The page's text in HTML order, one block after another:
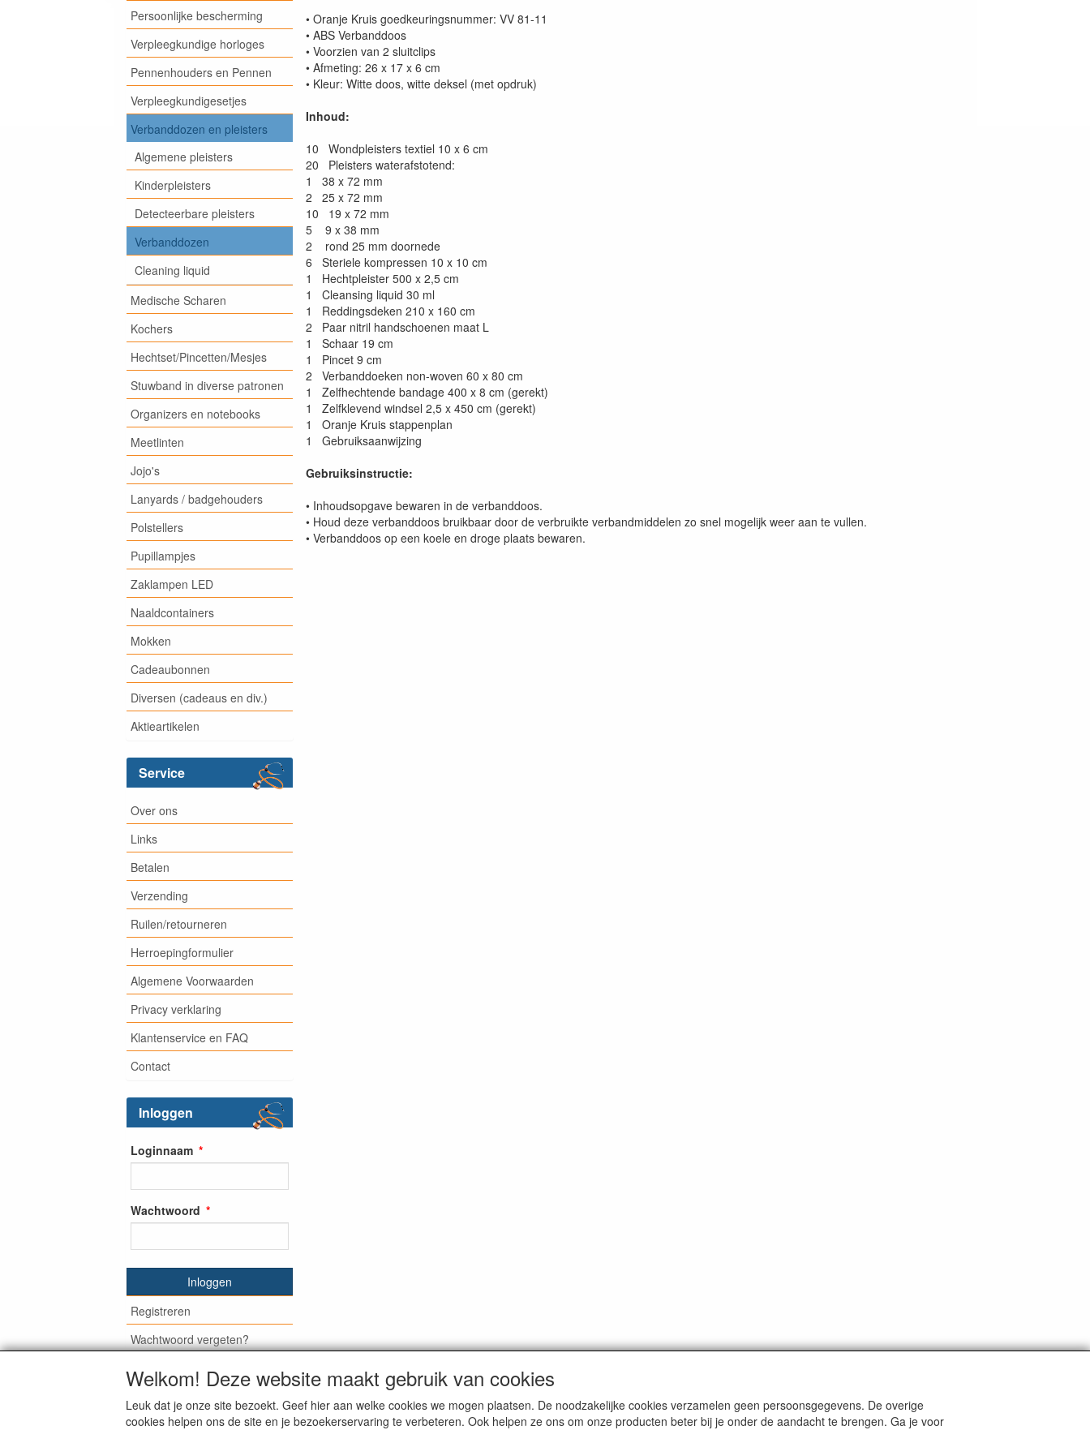
Persoonlijke bescherming
Verpleegkundige horloges
Pennenhouders en Pennen
Verpleegkundigesetjes
Verbanddozen en pleisters
Algemene pleisters
Kinderpleisters
Detecteerbare pleisters
Verbanddozen
Cleaning liquid
Medische Scharen
Kochers
Hechtset/Pincetten/Mesjes
Stuwband in diverse patronen
Organizers en notebooks
Meetlinten
Jojo's
Lanyards / badgehouders
Polstellers
Pupillampjes
Zaklampen LED
Naaldcontainers
Mokken
Cadeaubonnen
Diversen (cadeaus en div.)
Aktieartikelen
Service
Over ons
Links
Betalen
Verzending
Ruilen/retourneren
Herroepingformulier
Algemene Voorwaarden
Privacy verklaring
Klantenservice en FAQ
Contact
Inloggen
Loginnaam
Wachtwoord
Inloggen
Registreren
Wachtwoord vergeten?
• Oranje Kruis goedkeuringsnummer: VV 81-11
• ABS Verbanddoos
• Voorzien van 2 sluitclips
• Afmeting: 26 x 17 x 6 cm
• Kleur: Witte doos, witte deksel (met opdruk)
Inhoud:
10 Wondpleisters textiel 10 x 6 cm
20 Pleisters waterafstotend:
1 38 x 72 mm
2 25 x 72 mm
10 19 x 72 mm
5 9 x 38 mm
2 rond 25 mm doornede
6 Steriele kompressen 10 x 10 cm
1 Hechtpleister 500 x 2,5 cm
1 Cleansing liquid 30 ml
1 Reddingsdeken 210 x 160 cm
2 Paar nitril handschoenen maat L
1 Schaar 19 cm
1 Pincet 9 cm
2 Verbanddoeken non-woven 60 x 80 cm
1 Zelfhechtende bandage 400 x 8 cm (gerekt)
1 Zelfklevend windsel 2,5 x 450 cm (gerekt)
1 Oranje Kruis stappenplan
1 Gebruiksaanwijzing
Gebruiksinstructie:
• Inhoudsopgave bewaren in de verbanddoos.
• Houd deze verbanddoos bruikbaar door de verbruikte verbandmiddelen zo snel mogelijk weer aan te vullen.
• Verbanddoos op een koele en droge plaats bewaren.
© Medisan Trading | Alblasserdam. Alle genoemde prijzen zijn inclusief BTW en exclusiefverzendkosten, tenzij anders staat aangegeven.
Welkom! Deze website maakt gebruik van cookies
Leuk dat je onze site bezoekt. Geef hier aan welke cookies we mogen plaatsen. De noodzakelijke cookies verzamelen geen persoonsgegevens. De overige
cookies helpen ons de site en je bezoekerservaring te verbeteren. Ook helpen ze ons om onze producten beter bij je onder de aandacht te brengen. Ga je voor